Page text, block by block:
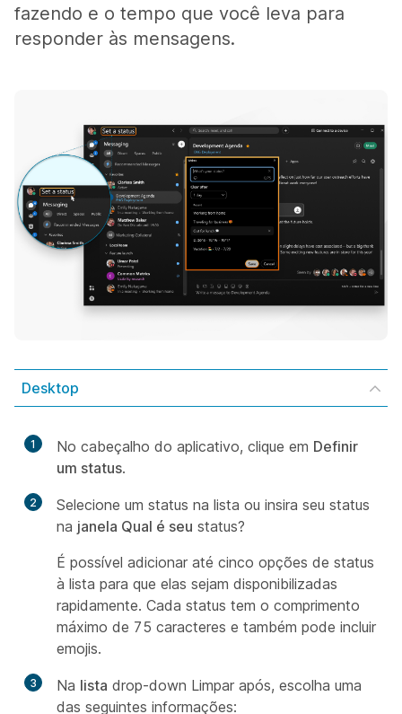
fazendo e o tempo que você leva para
responder às mensagens.
Desktop
1 No cabeçalho do aplicativo, clique em Definir
um status.
2
Selecione um status na lista ou insira seu status
na janela Qual é seu status?
É possível adicionar até cinco opções de status
à lista para que elas sejam disponibilizadas
rapidamente. Cada status tem o comprimento
máximo de 75 caracteres e também pode incluir
emojis.
3 Na lista drop-down Limpar após, escolha uma
das seguintes informações: